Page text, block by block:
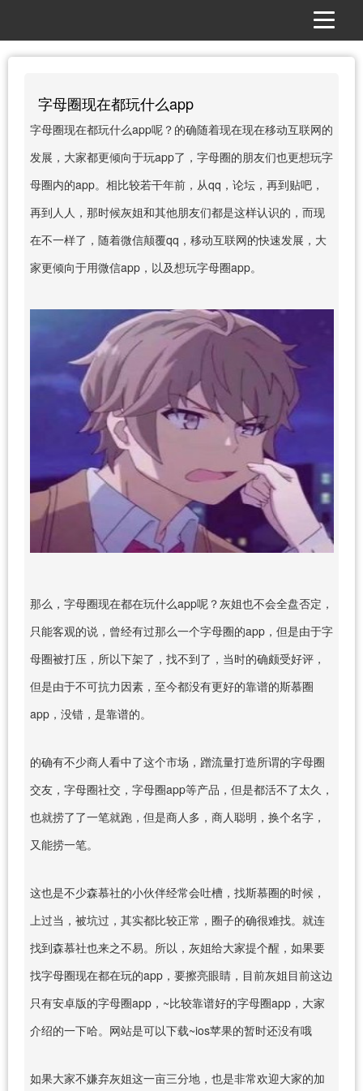
字母圈现在都玩什么app
字母圈现在都玩什么app呢？的确随着现在现在移动互联网的
发展，大家都更倾向于玩app了，字母圈的朋友们也更想玩字
母圈内的app。相比较若干年前，从qq，论坛，再到贴吧，
再到人人，那时候灰姐和其他朋友们都是这样认识的，而现
在不一样了，随着微信颠覆qq，移动互联网的快速发展，大
家更倾向于用微信app，以及想玩字母圈app。
那么，字母圈现在都在玩什么app呢？灰姐也不会全盘否定，
只能客观的说，曾经有过那么一个字母圈的app，但是由于字
母圈被打压，所以下架了，找不到了，当时的确颇受好评，
但是由于不可抗力因素，至今都没有更好的靠谱的斯慕圈
app，没错，是靠谱的。
的确有不少商人看中了这个市场，蹭流量打造所谓的字母圈
交友，字母圈社交，字母圈app等产品，但是都活不了太久，
也就捞了了一笔就跑，但是商人多，商人聪明，换个名字，
又能捞一笔。
这也是不少森慕社的小伙伴经常会吐槽，找斯慕圈的时候，
上过当，被坑过，其实都比较正常，圈子的确很难找。就连
找到森慕社也来之不易。所以，灰姐给大家提个醒，如果要
找字母圈现在都在玩的app，要擦亮眼睛，目前灰姐目前这边
只有安卓版的字母圈app，~比较靠谱好的字母圈app，大家
介绍的一下哈。网站是可以下载~ios苹果的暂时还没有哦
如果大家不嫌弃灰姐这一亩三分地，也是非常欢迎大家的加